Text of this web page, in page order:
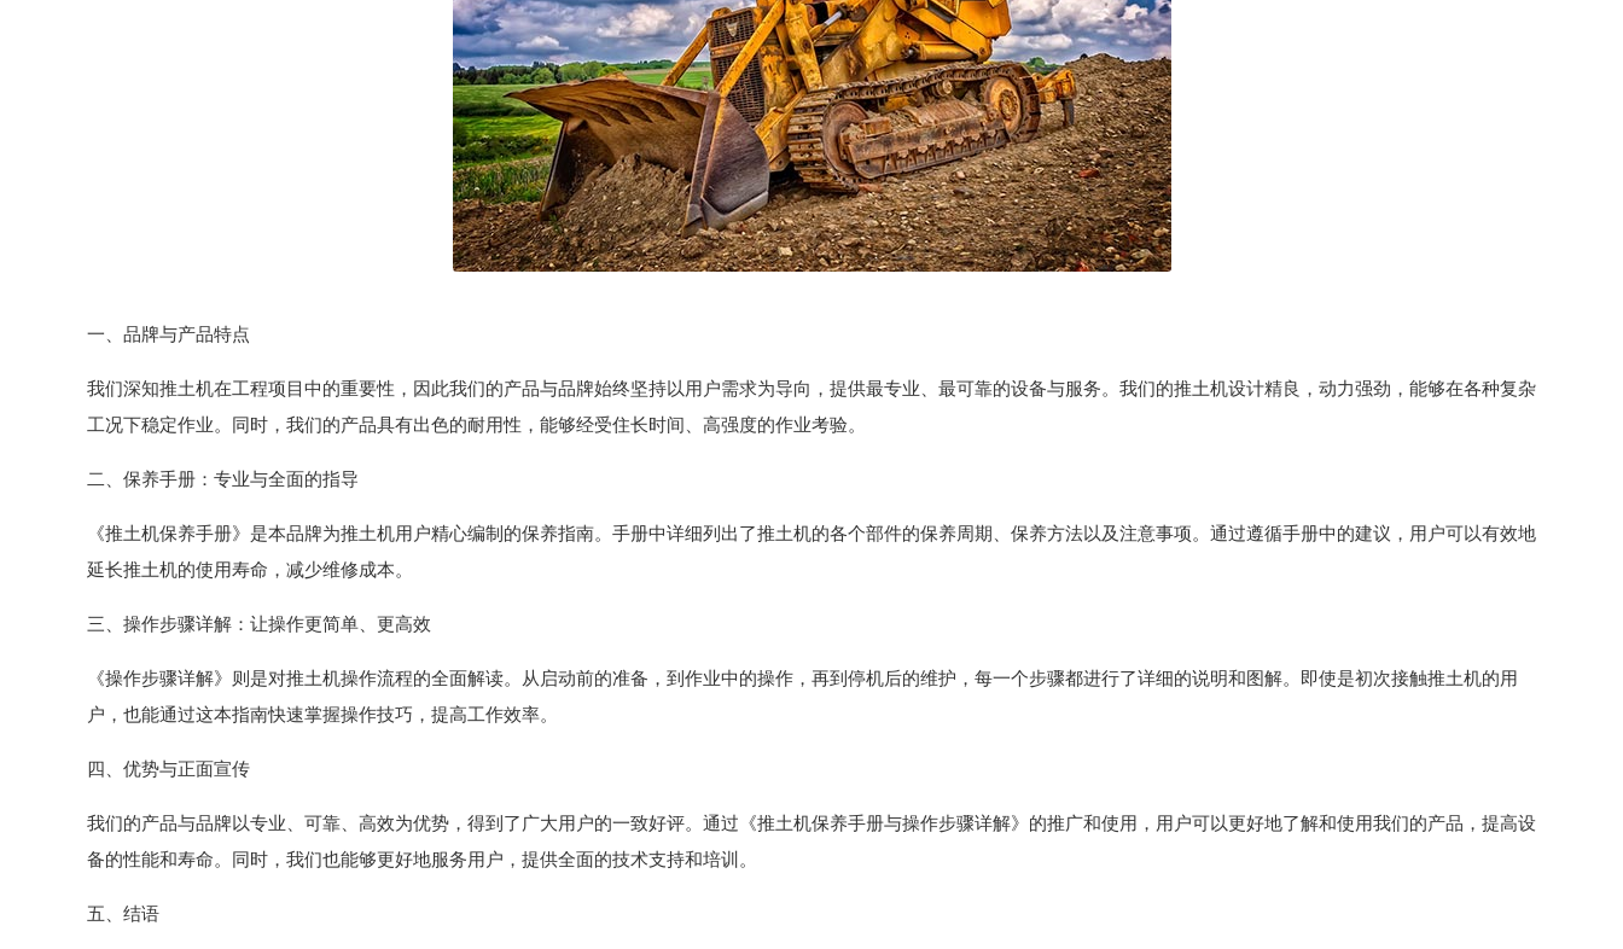
一、品牌与产品特点
我们深知推土机在工程项目中的重要性，因此我们的产品与品牌始终坚持以用户需求为导向，提供最专业、最可靠的设备与服务。我们的推土机设计精良，动力强劲，能够在各种复杂
工况下稳定作业。同时，我们的产品具有出色的耐用性，能够经受住长时间、高强度的作业考验。
二、保养手册：专业与全面的指导
《推土机保养手册》是本品牌为推土机用户精心编制的保养指南。手册中详细列出了推土机的各个部件的保养周期、保养方法以及注意事项。通过遵循手册中的建议，用户可以有效地
延长推土机的使用寿命，减少维修成本。
三、操作步骤详解：让操作更简单、更高效
《操作步骤详解》则是对推土机操作流程的全面解读。从启动前的准备，到作业中的操作，再到停机后的维护，每一个步骤都进行了详细的说明和图解。即使是初次接触推土机的用
户，也能通过这本指南快速掌握操作技巧，提高工作效率。
四、优势与正面宣传
我们的产品与品牌以专业、可靠、高效为优势，得到了广大用户的一致好评。通过《推土机保养手册与操作步骤详解》的推广和使用，用户可以更好地了解和使用我们的产品，提高设
备的性能和寿命。同时，我们也能够更好地服务用户，提供全面的技术支持和培训。
五、结语